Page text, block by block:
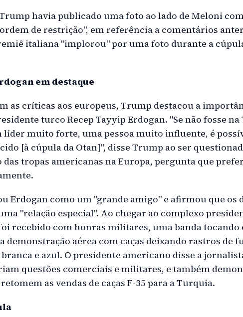
havia publicado uma foto ao lado de Meloni
de restrição", em referência a comentários
italiana "implorou" por uma foto durante a
em destaque
as críticas aos europeus, Trump destacou a
turco Recep Tayyip Erdogan. "Se não fosse
líder muito forte, uma pessoa muito influente, é
[à cúpula da Otan]", disse Trump ao ser
das tropas americanas na Europa, pergunta que
Erdogan como um "grande amigo" e afirmou que os
"relação especial". Ao chegar ao complexo
recebido com honras militares, uma banda
demonstração aérea com caças deixando rastros de
e azul. O presidente americano disse a
questões comerciais e militares, e também
as vendas de caças F-35 para a Turquia.